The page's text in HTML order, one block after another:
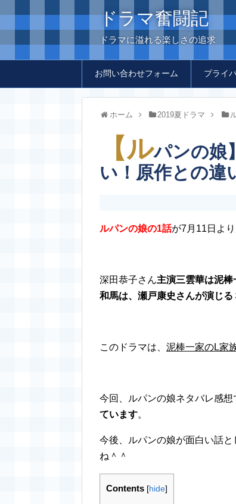
ドラマ奮闘記
ドラマに溢れる楽しさの追求
お問い合わせフォーム プライ
ホーム 2019夏ドラマ
【ルパンの娘
い！原作との違
ルパンの娘の1話が7月11日よ
深田恭子さん主演三雲華は泥
和馬は、瀬戸康史さんが演じ
このドラマは、 泥棒一家のL家
今回、ルパンの娘ネタバレ感想
ています。
今後、ルパンの娘が面白い話
ね＾＾
Contents [hide]